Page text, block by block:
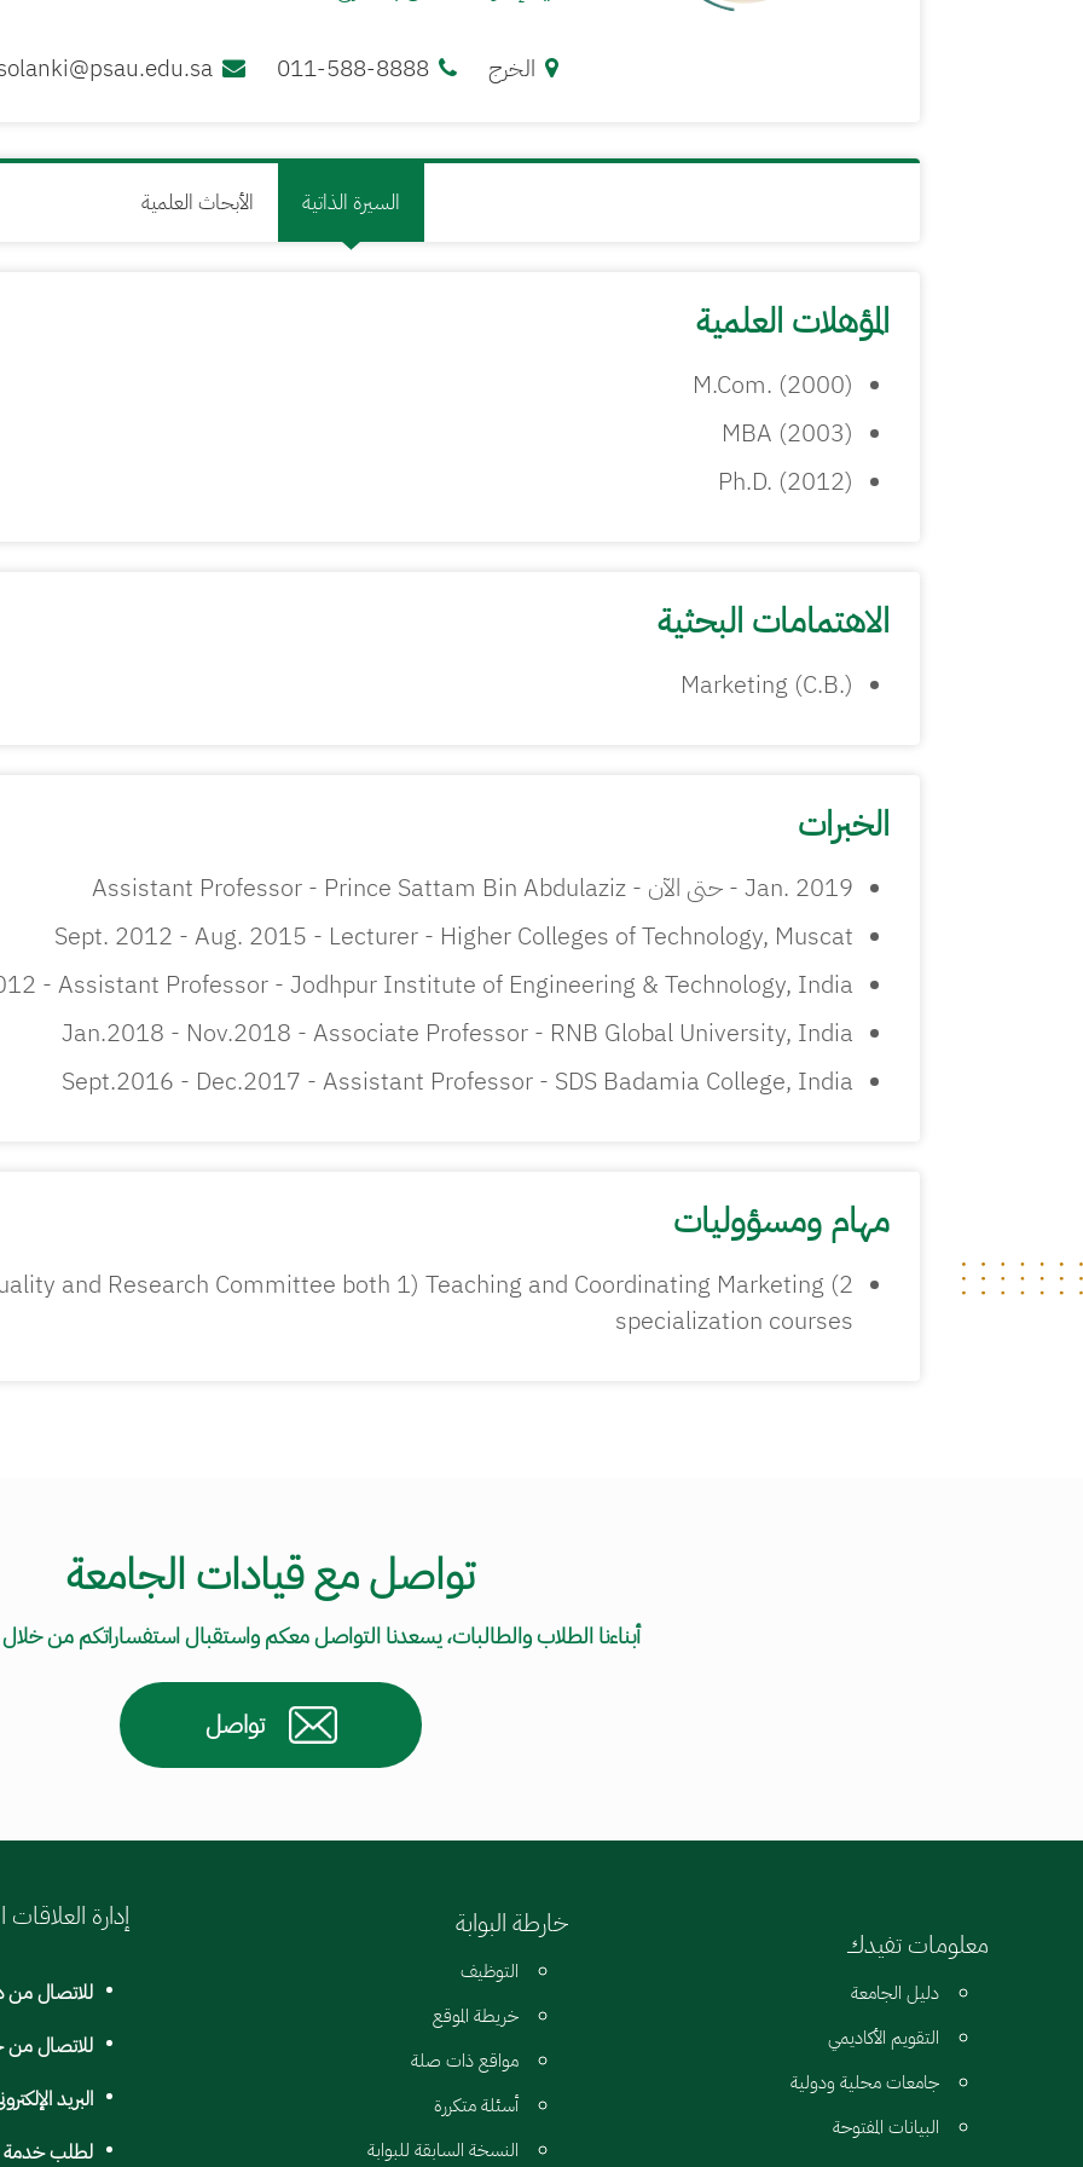
الخرج 011-588-8888
السيرة الذاتية الأبحاث العلمية
المؤهلات العلمية
M.Com. (2000)
MBA (2003)
Ph.D. (2012)
الاهتمامات البحثية
Marketing (C.B.)
الخبرات
Jan. 2019 - حتى الآن - Assistant Professor - Prince Sattam Bin Abdulaziz
Sept. 2012 - Aug. 2015 - Lecturer - Higher Colleges of Technology, Muscat
- Assistant Professor - Jodhpur Institute of Engineering & Technology, India
Jan.2018 - Nov.2018 - Associate Professor - RNB Global University, India
Sept.2016 - Dec.2017 - Assistant Professor - SDS Badamia College, India
مهام ومسؤوليات
and Research Committee both 1) Teaching and Coordinating Marketing
specialization courses
تواصل مع قيادات الجامعة
أبناءنا الطلاب والطالبات، يسعدنا التواصل معكم واستقبال استفساراتكم من
تواصل
معلومات تفيدك
دليل الجامعة
التقويم الأكاديمي
جامعات محلية ودولية
البيانات المفتوحة
خارطة البوابة
التوظيف
خريطة الموقع
مواقع ذات صلة
أسئلة متكررة
النسخة السابقة للبوابة
إدارة العلاقات
للاتصال من
للاتصال من
البريد
لطلب خدمة